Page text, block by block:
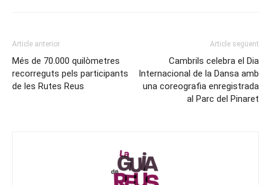
Article anterior
Més de 70.000 quilòmetres
recorreguts pels participants
de les Rutes Reus
Article següent
Cambrils celebra el Dia
Internacional de la Dansa amb
una coreografia enregistrada
al Parc del Pinaret